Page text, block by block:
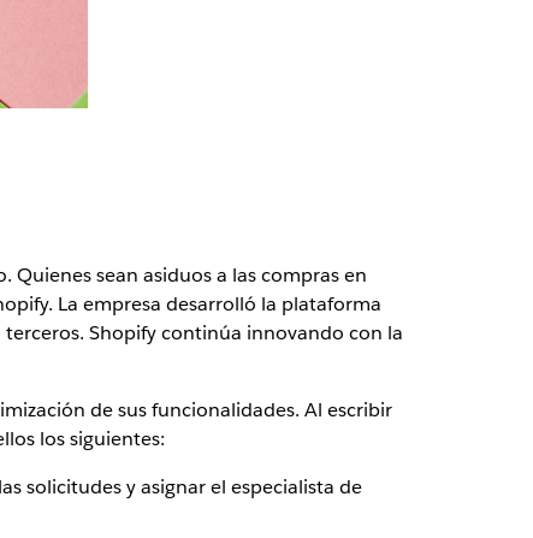
sean asiduos a las compras en
La empresa desarrolló la plataforma
Shopify continúa innovando con la
de sus funcionalidades. Al escribir
los siguientes:
solicitudes y asignar el especialista de